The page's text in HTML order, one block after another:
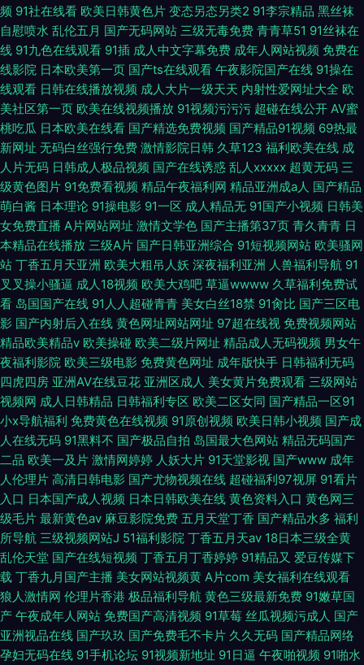
频 91社在线看 欧美日韩黄色片 变态另态另类2 91李宗精品 黑丝袜
自慰喷水 乱伦五月 国产无码网站 三级无毒免费 青青草51 91丝袜在
线 91九色在线观看 91插 成人中文字幕免费 成年人网站视频 免费在
线影院 日本欧美第一页 国产ts在线观看 午夜影院国产在线 91操在
线观看 日韩在线播放视频 成人大片一级天天 内射性爱网址大全 欧
美社区第一页 欧美在线视频播放 91视频污污污 超碰在线公开 AV蜜
桃吃瓜 日本欧美在线看 国产精选免费视频 国产精品91视频 69热最
新网址 无码白丝强行免费 激情影院日韩 久草123 福利欧美在线 成
人片无码 日韩成人极品视频 国产在线诱惑 乱人xxxxx 超黄无码 三
级黄色图片 91免费看视频 精品午夜福利网 精品亚洲成a人 国产精品
萌白酱 日本理论 91操电影 91一区 成人精品无 91国产小视频 日韩美
女免费直播 A片网站网址 激情文学色 国产主播第37页 青久青青 日
本精品在线播放 三级A片 国产日韩亚洲综合 91短视频网站 欧美骚网
站 丁香五月天亚洲 欧美大粗吊人妖 深夜福利亚洲 人兽福利导航 91
叉叉操小骚逼 成人18视频 欧美大鸡吧 草逼wwww 久草福利免费试
看 岛国国产在线 91人人超碰青青 美女白丝18禁 91肏比 国产三区电
影 国产内射后入在线 黄色网址网站网址 97超在线视 免费视频网站
精品欧美精品v 欧美操碰 欧美二级片网址 精品成人无码视频 男女午
夜福利影院 欧美三级电影 免费黄色网址 成年版快手 日韩福利无码
四虎四房 亚洲AV在线豆花 亚洲区成人 美女黄片免费观看 三级网站
视频网 成人日韩精品 日韩福利专区 欧美二区女同 国产精品一区91
小x导航福利 免费黄色在线视频 91原创视频 欧美日韩小视频 国产成
人在线无码 91黑料不 国产极品自拍 岛国最大色网站 精品无码国产
二品 欧美一及片 激情网婷婷 人妖大片 91天堂影视 国产www 成年
人伦理片 高清日韩电影 国产尤物视频在线 超碰福利97视屏 91看片
入口 日本国产成人视频 日本日韩欧美在线 黄色资料入口 黄色网三
级毛片 最新黄色av 麻豆影院免费 五月天堂丁香 国产精品水多 福利
所导航 三级视频网站J 51福利影院 丁香五月天av 18日本三级全黄
乱伦天堂 国产在线短视频 丁香五月丁香婷婷 91精品又 爱豆传媒下
载 丁香九月国产主播 美女网站视频黄 A片com 美女福利在线观看
狼人激情网 伦理片香港 极品福利导航 黄色三级最新免费 91嫩草国
产 午夜成年人网站 免费国产高清视频 91草莓 丝瓜视频污成人 国产
亚洲视品在线 国产玖玖 国产免费毛不卡片 久久无码 国产精品网络
孕妇无码在线 91手机论坛 91视频新地址 91日逼 午夜啪视频 91啪水